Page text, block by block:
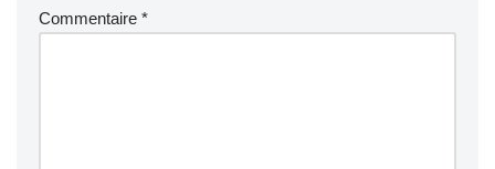
Commentaire *